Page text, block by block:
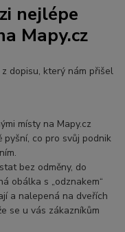
nejlépe
Mapy.cz
dopisu, který nám přišel
místy na Mapy.cz
pyšní, co pro svůj podnik
bez odměny, do
obálka s „odznakem“
a nalepená na dveřích
se u vás zákazníkům